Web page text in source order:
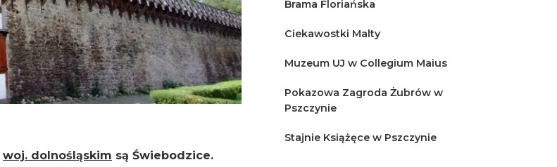
woj. dolnośląskim są Świebodzice.
Brama Floriańska
Ciekawostki Malty
Muzeum UJ w Collegium Maius
Pokazowa Zagroda Żubrów w
Pszczynie
Stajnie Książęce w Pszczynie